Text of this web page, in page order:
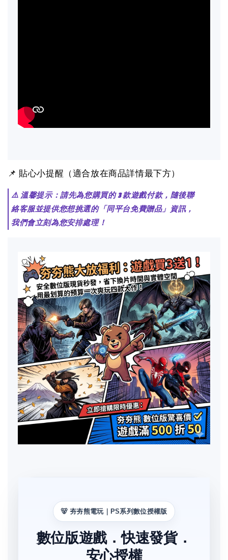
📌 貼心小提醒（適合放在商品詳情最下方）
⚠️ 溫馨提示：請先為您購買的 3 款遊戲付款，隨後聯
絡客服並提供您想挑選的「同平台免費贈品」資訊，
我們會立刻為您安排處理！
🐻 夯夯熊電玩｜PS系列數位授權版
數位版遊戲．快速發貨．
安心授權